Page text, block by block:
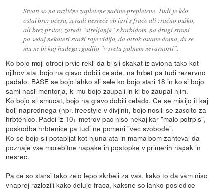
Stvari so na različne zapletene načine prepletene. Tudi je kdo
ostal brez očesa, zaradi nesreče ob igri s fračo ali zračno puško,
ali brez prstov, zaradi "streljanja" s karbidom, na drugi strani
pa sedaj nekateri starši raje vidijo, da otrok ostane doma, da se
mu ne bi kaj hudega zgodilo "v svetu polnem nevarnosti".
Ko bojo moji otroci prvic rekli da bi sli skakat iz aviona tako kot
njihov ata, bojo na glavo dobili celade, na hrbet pa tudi rezervno
padalo. BASE se bojo lahko sli sele ko bojo stari 18 in ko si bojo
sami nasli mentorja, ki mu bojo zaupali in ki bo zaupal njim.
Ko bojo sli smucat, bojo na glavo dobili celado. Ce se mislijo it kaj
bolj naprednega (npr. freestyle v divjini), bojo nosili se zascito za
hrbtenico. Padci iz 10+ metrov pac niso nekaj kar "malo potrpis",
poskodba hrbtenice pa tudi ne pomeni "vec svobode".
Ko se bojo sli potapljat kot njuna ata in mama bom zahteval da
poznaje vse morebitne napake in postopke v primerih napak in
nesrec.
Pa ce so starsi tako zelo lepo skrbeli za vas, kako to da vam niso
vnaprej razlozili kako deluje fraca, kaksne so lahko posledice